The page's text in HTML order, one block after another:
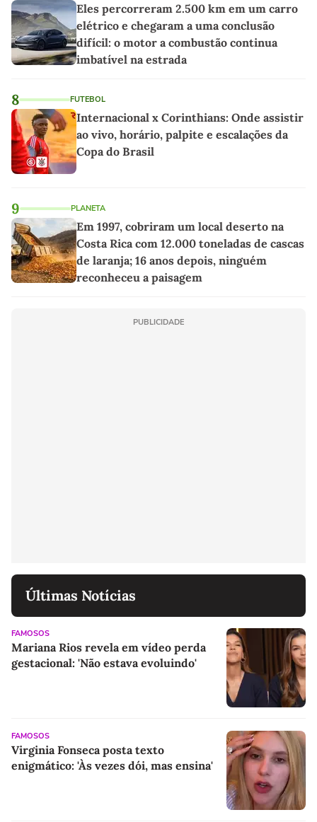
Eles percorreram 2.500 km em um carro
elétrico e chegaram a uma conclusão
difícil: o motor a combustão continua
imbatível na estrada
8 FUTEBOL
Internacional x Corinthians: Onde assistir
ao vivo, horário, palpite e escalações da
Copa do Brasil
9 PLANETA
Em 1997, cobriram um local deserto na
Costa Rica com 12.000 toneladas de cascas
de laranja; 16 anos depois, ninguém
reconheceu a paisagem
PUBLICIDADE
Últimas Notícias
FAMOSOS
Mariana Rios revela em vídeo perda
gestacional: 'Não estava evoluindo'
FAMOSOS
Virginia Fonseca posta texto
enigmático: 'Às vezes dói, mas ensina'